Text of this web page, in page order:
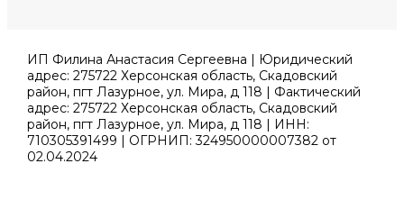
ИП Филина Анастасия Сергеевна | Юридический
адрес: 275722 Херсонская область, Скадовский
район, пгт Лазурное, ул. Мира, д 118 | Фактический
адрес: 275722 Херсонская область, Скадовский
район, пгт Лазурное, ул. Мира, д 118 | ИНН:
710305391499 | ОГРНИП: 324950000007382 от
02.04.2024